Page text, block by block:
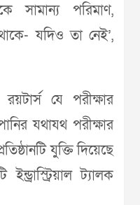
সামান্য পরিমাণ,
যদিও তা নেই’,
যে পরীক্ষার
যথাযথ পরীক্ষার
যুক্তি দিয়েছে
ট্যালক